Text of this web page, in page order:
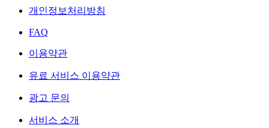
개인정보처리방침
FAQ
이용약관
유료 서비스 이용약관
광고 문의
서비스 소개